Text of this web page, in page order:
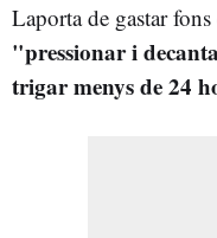
Laporta de gastar
"pressionar i
trigar menys de 24